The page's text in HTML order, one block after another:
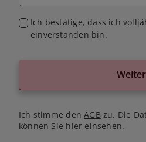
Ich bestätige, dass ich
einverstanden bin.
Weiter
Ich stimme denAGB zu. Die
können Sie hier einsehen.